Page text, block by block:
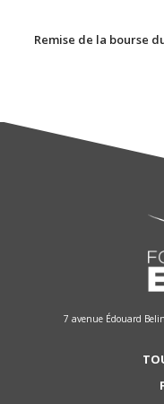
Remise de la bourse
7 avenue Édouard